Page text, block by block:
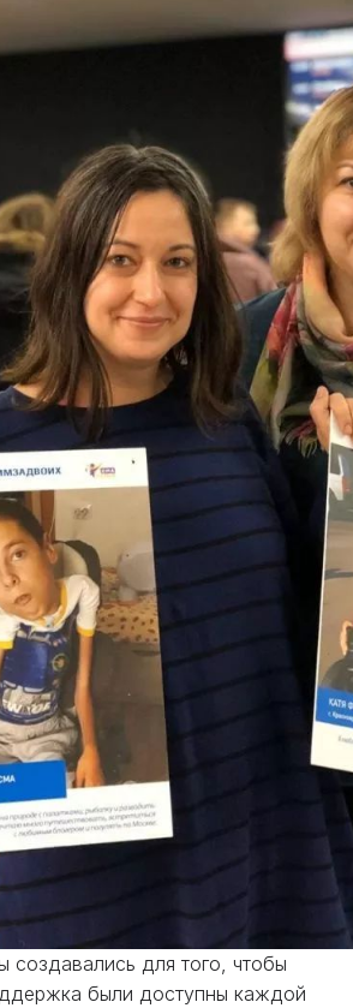
для того, чтобы
были доступны каждой